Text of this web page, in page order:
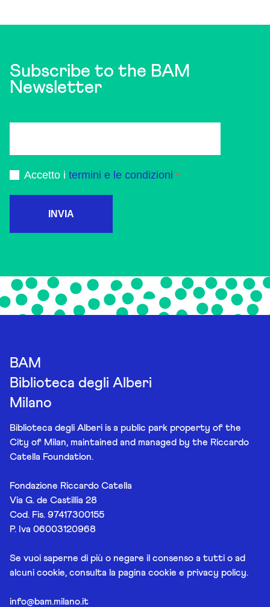
Subscribe to the BAM
Newsletter
Accetto i termini e le condizioni
INVIA
BAM
Biblioteca degli Alberi
Milano
Biblioteca degli Alberi is a public park property of the
City of Milan, maintained and managed by the Riccardo
Catella Foundation.
Fondazione Riccardo Catella
Via G. de Castillia 28
Cod. Fis. 97417300155
P. Iva 06003120968
Se vuoi saperne di più o negare il consenso a tutti o ad
alcuni cookie, consulta la pagina cookie e privacy policy.
info@bam.milano.it